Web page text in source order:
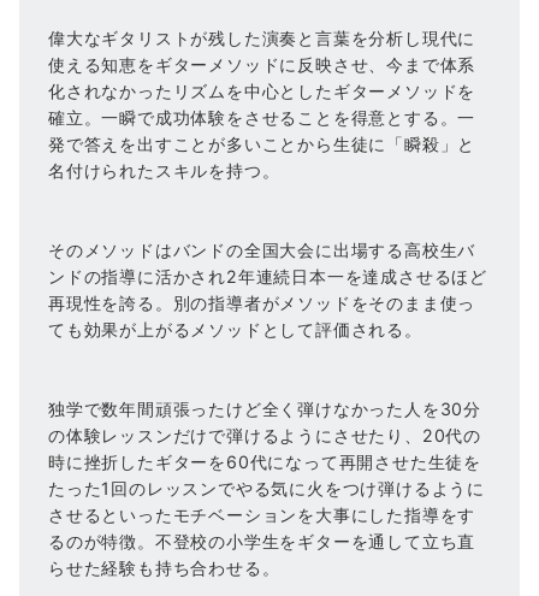
偉大なギタリストが残した演奏と言葉を分析し現代に
使える知恵をギターメソッドに反映させ、今まで体系
化されなかったリズムを中心としたギターメソッドを
確立。一瞬で成功体験をさせることを得意とする。一
発で答えを出すことが多いことから生徒に「瞬殺」と
名付けられたスキルを持つ。
そのメソッドはバンドの全国大会に出場する高校生バ
ンドの指導に活かされ2年連続日本一を達成させるほど
再現性を誇る。別の指導者がメソッドをそのまま使っ
ても効果が上がるメソッドとして評価される。
独学で数年間頑張ったけど全く弾けなかった人を30分
の体験レッスンだけで弾けるようにさせたり、20代の
時に挫折したギターを60代になって再開させた生徒を
たった1回のレッスンでやる気に火をつけ弾けるように
させるといったモチベーションを大事にした指導をす
るのが特徴。不登校の小学生をギターを通して立ち直
らせた経験も持ち合わせる。